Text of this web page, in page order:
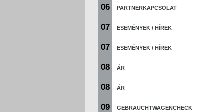
06 PARTNERKAPCSOLAT
07 ESEMÉNYEK / HÍREK
07 ESEMÉNYEK / HÍREK
08 ÁR
08 ÁR
09 GEBRAUCHTWAGENCHECK